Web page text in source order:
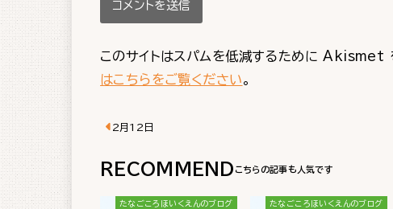
このサイトはスパムを低減するために Akismet
はこちらをご覧ください。
2月12日
RECOMMEND
たなごころほいくえんのブログ たなごころほいくえんのブログ